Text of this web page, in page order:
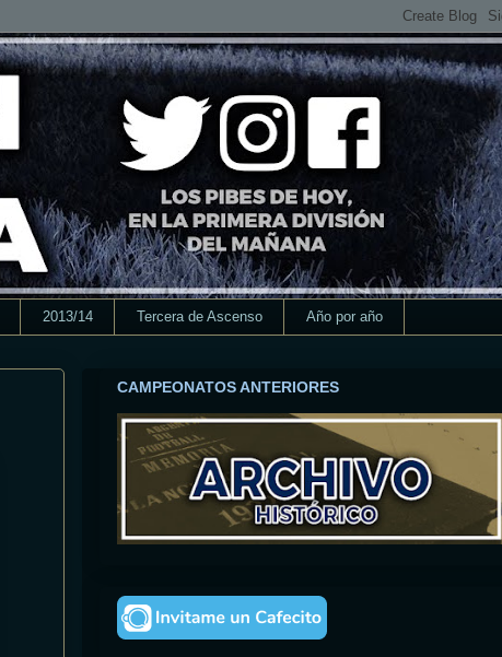
2013/14 Tercera de Ascenso Año por año
CAMPEONATOS ANTERIORES